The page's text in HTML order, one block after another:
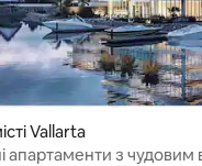
Vallarta
апартаменти з чудовим